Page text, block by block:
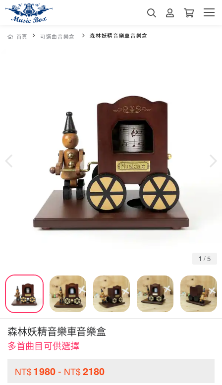
首頁 可選曲音樂盒 森林妖精音樂車音樂盒
1 /5
森林妖精音樂車音樂盒
多首曲目可供選擇
NT$1980 - NT$2180